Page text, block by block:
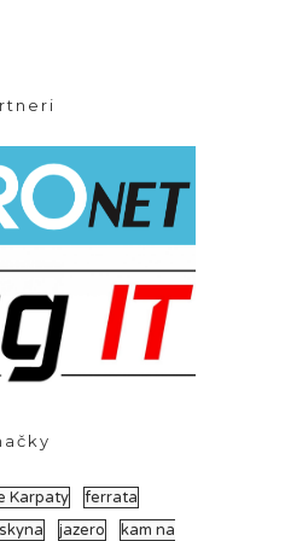
Karpaty
ferrata
jazero
kam na